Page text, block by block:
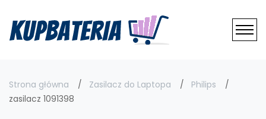
Strona główna Zasilacz do Laptopa
Philips
zasilacz 1091398